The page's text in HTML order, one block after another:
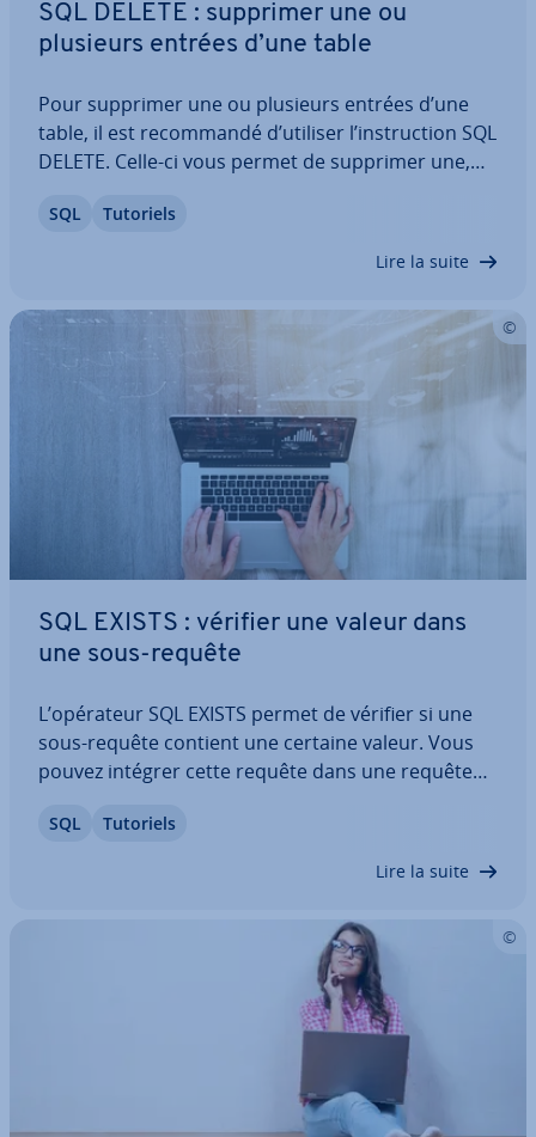
SQL DELETE : supprimer une ou
plusieurs entrées d’une table
Pour supprimer une ou plusieurs entrées d’une
table, il est re­com­mandé d’utiliser l’ins­truc­tion SQL
DELETE. Celle-ci vous permet de supprimer une,
comment utiliser SQL DELETE ? Découvrez tout ce
SQL Tutoriels
Lire la suite
SQL EXISTS : vérifier une valeur dans
une sous-requête
L’opérateur SQL EXISTS permet de vérifier si une
sous-requête contient une certaine valeur. Vous
pouvez intégrer cette requête dans une requête
d’exécution. Découvrez la structure de SQL EXISTS
SQL Tutoriels
Lire la suite